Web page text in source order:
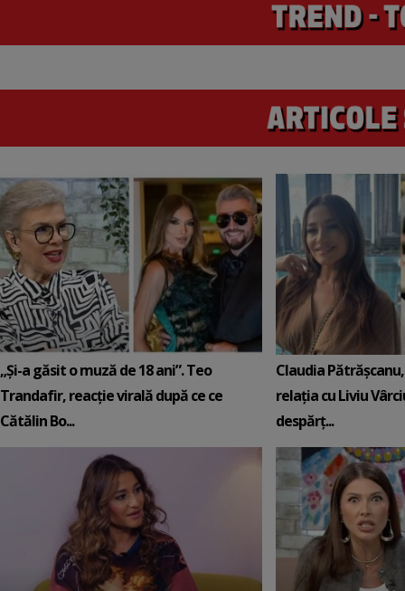
„Și-a găsit o muză de 18 ani”. Teo
Trandafir, reacție virală după ce ce
Cătălin Bo...
Claudia
relația cu Liviu
despărț...